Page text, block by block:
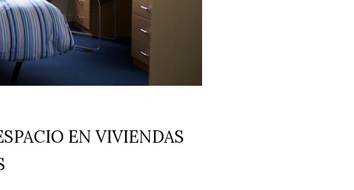
EN VIVIENDAS